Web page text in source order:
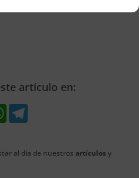
artículo en:
WhatsAppTelegram
al día de nuestros artículos y